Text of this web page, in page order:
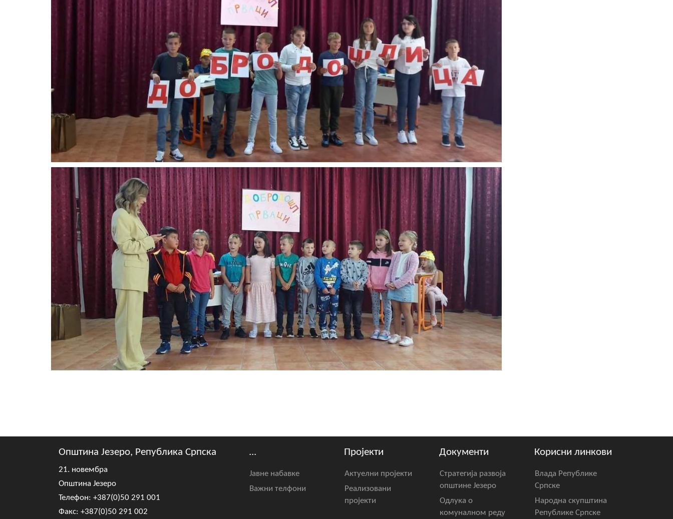
Општина Језеро, Република Српска
21. новембра
Општина Језеро
Телефон: +387(0)50 291 001
Факс: +387(0)50 291 002
...
Јавне набавке
Важни телфони
Пројекти
Актуелни пројекти
Реализовани
пројекти
Документи
Стратегија развоја
општине Језеро
Одлука о
комуналном реду
Корисни линкови
Влада Републике
Српске
Народна скупштина
Републике Српске